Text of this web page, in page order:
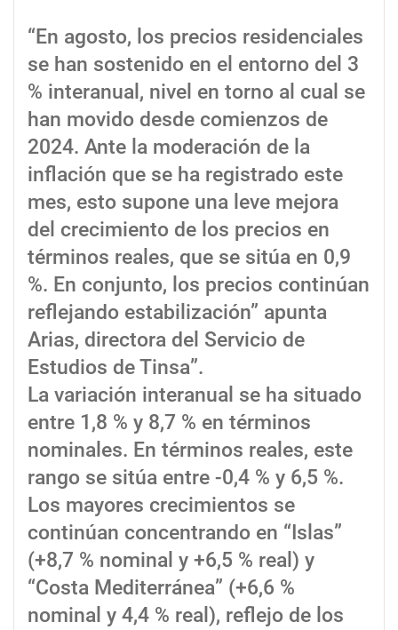
“En agosto, los precios residenciales
se han sostenido en el entorno del 3
% interanual, nivel en torno al cual se
han movido desde comienzos de
2024. Ante la moderación de la
inflación que se ha registrado este
mes, esto supone una leve mejora
del crecimiento de los precios en
términos reales, que se sitúa en 0,9
%. En conjunto, los precios continúan
reflejando estabilización” apunta
Arias, directora del Servicio de
Estudios de Tinsa”.
La variación interanual se ha situado
entre 1,8 % y 8,7 % en términos
nominales. En términos reales, este
rango se sitúa entre -0,4 % y 6,5 %.
Los mayores crecimientos se
continúan concentrando en “Islas”
(+8,7 % nominal y +6,5 % real) y
“Costa Mediterránea” (+6,6 %
nominal y 4,4 % real), reflejo de los